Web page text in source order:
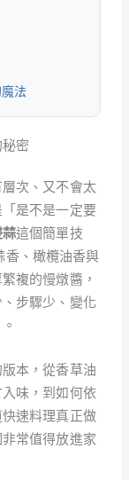
法
密
次、又不會太
是不是一定要
蒜這個簡單技
香、橄欖油香與
複的慢燉醬，
步驟少、變化
本，從香草油
味，到如何依
速料理真正做
常值得放進家